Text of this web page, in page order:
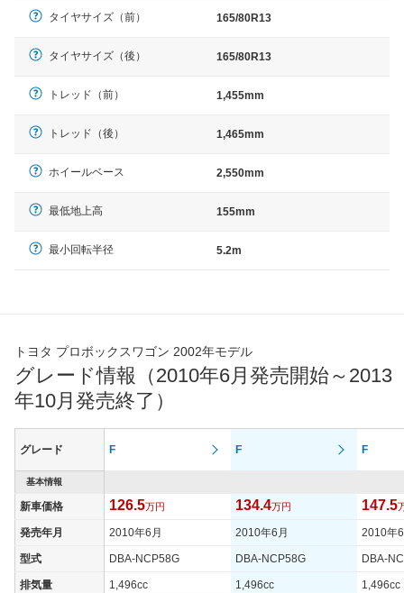
タイヤサイズ（前） 165/80R13
タイヤサイズ（後） 165/80R13
トレッド（前） 1,455mm
トレッド（後） 1,465mm
ホイールベース 2,550mm
最低地上高 155mm
最小回転半径 5.2m
トヨタ プロボックスワゴン 2002年モデル
グレード情報（2010年6月発売開始～2013
年10月発売終了）
グレード F F F
基本情報
新車価格 126.5万円 134.4万円 147.5
発売年月 2010年6月 2010年6月 2010年
型式 DBA-NCP58G DBA-NCP58G DBA-
排気量 1,496cc 1,496cc 1,496cc